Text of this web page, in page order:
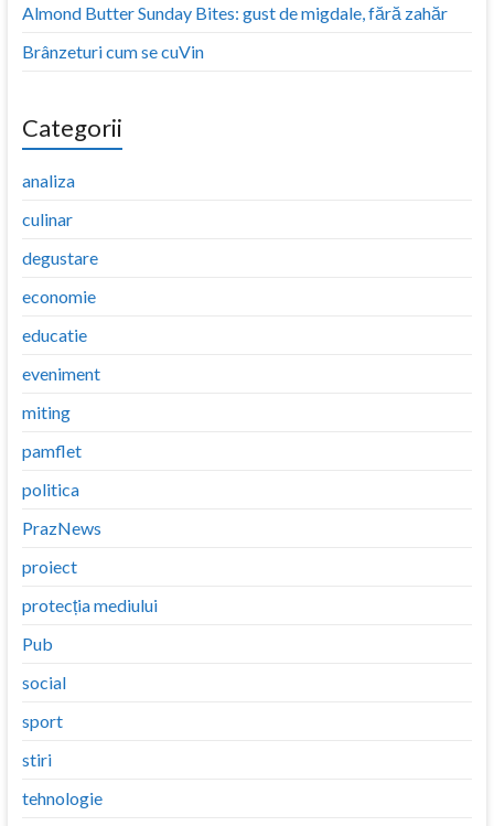
Almond Butter Sunday Bites: gust de migdale, fără zahăr
Brânzeturi cum se cuVin
Categorii
analiza
culinar
degustare
economie
educatie
eveniment
miting
pamflet
politica
PrazNews
proiect
protecția mediului
Pub
social
sport
stiri
tehnologie